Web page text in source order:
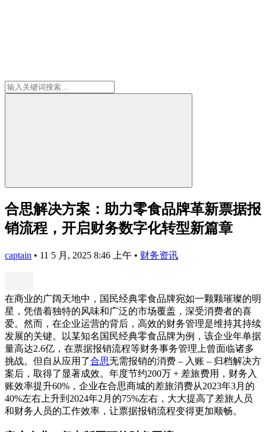
合思解决方案：助力零食品牌革新票据报
销流程，开启财务数字化转型新篇章
captain • 11 5 月, 2025 8:46 上午 • 财务资讯
在商业的广阔天地中，国民经典零食品牌宛如一颗颗璀璨的明
星，凭借着独特的风味和广泛的市场覆盖，深受消费者的喜
爱。然而，在企业运营的背后，高效的财务管理是维持其持续
发展的关键。以某知名国民经典零食品牌为例，该企业年单据
量高达2.6亿，在票据报销流程等财务事务管理上曾面临诸多
挑战。但自从应用了合思无需报销的消费 – 入账 – 归档解决方
案后，取得了显著成效。年度节约200万 + 差旅费用，财务入
账效率提升60%，企业在合思商城的差旅消费从2023年3月的
40%左右上升到2024年2月的75%左右，大大提高了差旅人员
和财务人员的工作效率，让票据报销流程变得更加顺畅。